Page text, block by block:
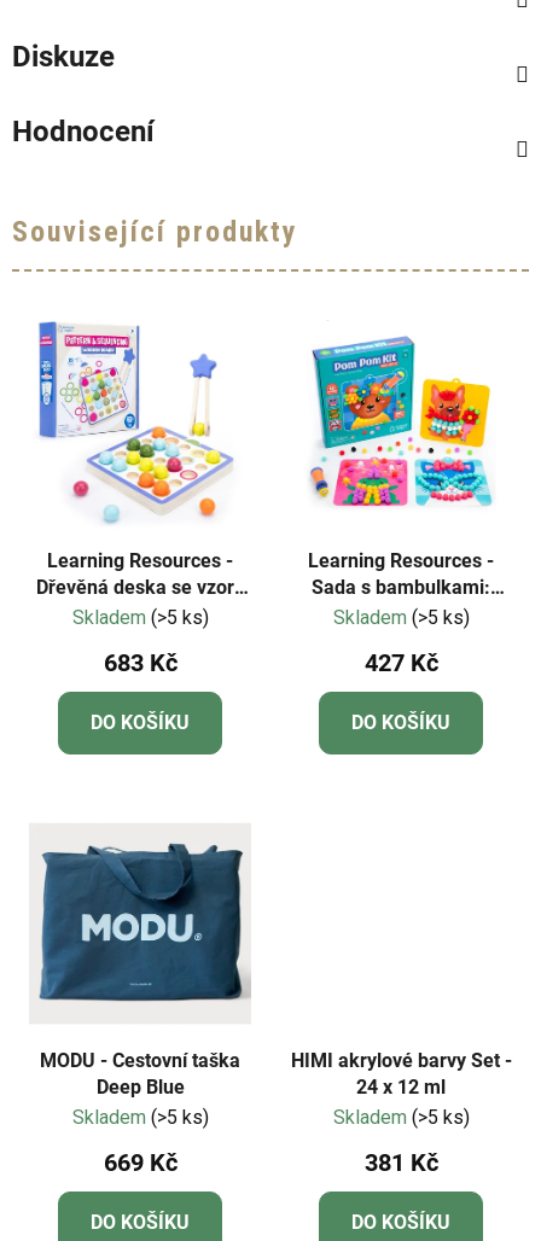
Diskuze
Hodnocení
Související produkty
Learning Resources -
Dřevěná deska se vzory
a sekvencemi
Skladem (>5 ks)
683 Kč
DO KOŠÍKU
Learning Resources -
Sada s bambulkami:
Oblékání zvířat
Skladem (>5 ks)
427 Kč
DO KOŠÍKU
MODU - Cestovní taška
Deep Blue
Skladem (>5 ks)
669 Kč
DO KOŠÍKU
HIMI akrylové barvy Set -
24 x 12 ml
Skladem (>5 ks)
381 Kč
DO KOŠÍKU